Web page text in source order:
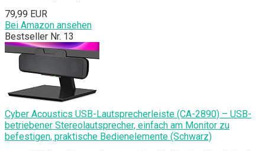
79,99 EUR
Bei Amazon ansehen
Bestseller Nr. 13
Cyber Acoustics USB-Lautsprecherleiste (CA-2890) – USB-
betriebener Stereolautsprecher, einfach am Monitor zu
befestigen, praktische Bedienelemente (Schwarz)